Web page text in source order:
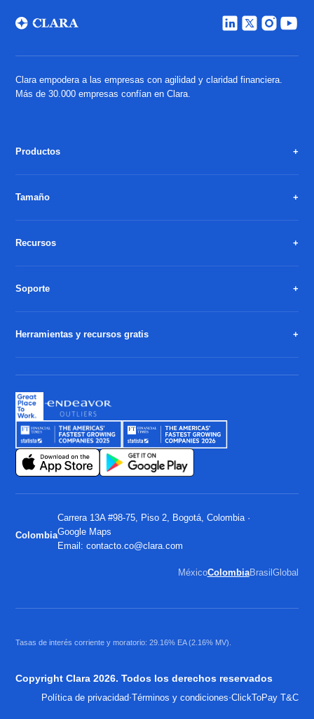
Clara empodera a las empresas con agilidad y claridad financiera.
Más de 30.000 empresas confían en Clara.
Productos
Tamaño
Recursos
Soporte
Herramientas y recursos gratis
Colombia
Carrera 13A #98-75, Piso 2, Bogotá, Colombia ·
Google Maps
Email:contacto.co@clara.com
MéxicoColombiaBrasilGlobal
Tasas de interés corriente y moratorio: 29.16% EA (2.16% MV).
Copyright Clara 2026. Todos los derechos reservados
Política de privacidad·Términos y condiciones·ClickToPay T&C